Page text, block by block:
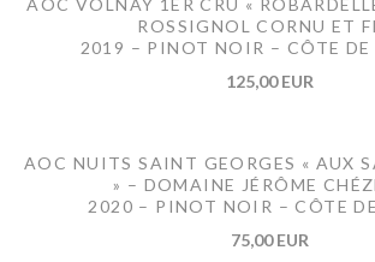
AOC VOLNAY 1ER CRU «
ROSSIGNOL CORNU ET
2019 – PINOT NOIR – CÔTE DE
125,00 EUR
AOC NUITS SAINT GEORGES « AUX
» – DOMAINE JÉRÔME
2020 – PINOT NOIR – CÔTE
75,00 EUR